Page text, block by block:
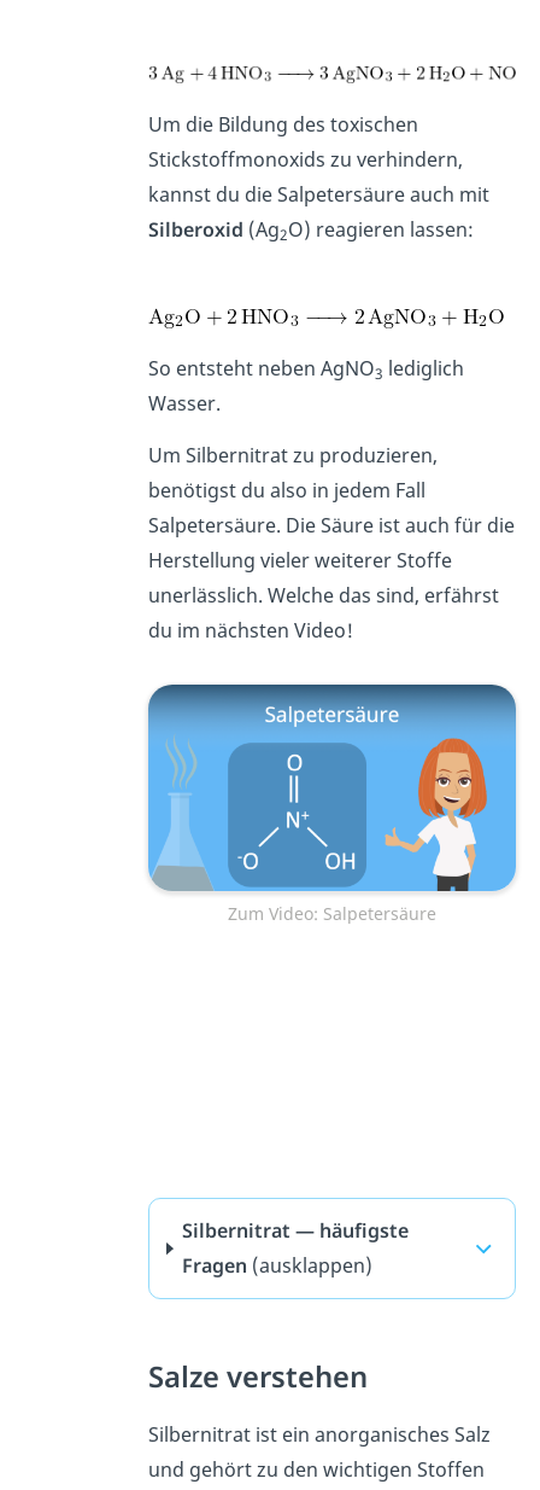
Um die Bildung des toxischen
Stickstoffmonoxids zu verhindern,
kannst du die Salpetersäure auch mit
Silberoxid (Ag2O) reagieren lassen:
So entsteht neben AgNO3 lediglich
Wasser.
Um Silbernitrat zu produzieren,
benötigst du also in jedem Fall
Salpetersäure. Die Säure ist auch für die
Herstellung vieler weiterer Stoffe
unerlässlich. Welche das sind, erfährst
du im nächsten Video!
Zum Video: Salpetersäure
Silbernitrat — häufigste
Fragen (ausklappen)
Salze verstehen
Silbernitrat ist ein anorganisches Salz
und gehört zu den wichtigen Stoffen